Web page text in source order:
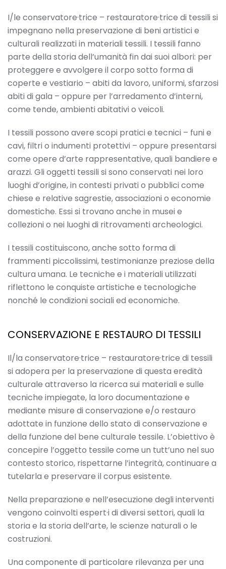
I/le conservatore·trice – restauratore·trice di tessili si
impegnano nella preservazione di beni artistici e
culturali realizzati in materiali tessili. I tessili fanno
parte della storia dell’umanità fin dai suoi albori: per
proteggere e avvolgere il corpo sotto forma di
coperte e vestiario – abiti da lavoro, uniformi, sfarzosi
abiti di gala – oppure per l’arredamento d’interni,
come tende, ambienti abitativi o veicoli.
I tessili possono avere scopi pratici e tecnici – funi e
cavi, filtri o indumenti protettivi – oppure presentarsi
come opere d’arte rappresentative, quali bandiere e
arazzi. Gli oggetti tessili si sono conservati nei loro
luoghi d’origine, in contesti privati o pubblici come
chiese e relative sagrestie, associazioni o economie
domestiche. Essi si trovano anche in musei e
collezioni o nei luoghi di ritrovamenti archeologici.
I tessili costituiscono, anche sotto forma di
frammenti piccolissimi, testimonianze preziose della
cultura umana. Le tecniche e i materiali utilizzati
riflettono le conquiste artistiche e tecnologiche
nonché le condizioni sociali ed economiche.
CONSERVAZIONE E RESTAURO DI TESSILI
Il/la conservatore·trice – restauratore·trice di tessili
si adopera per la preservazione di questa eredità
culturale attraverso la ricerca sui materiali e sulle
tecniche impiegate, la loro documentazione e
mediante misure di conservazione e/o restauro
adottate in funzione dello stato di conservazione e
della funzione del bene culturale tessile. L’obiettivo è
concepire l’oggetto tessile come un tutt’uno nel suo
contesto storico, rispettarne l’integrità, continuare a
tutelarla e preservare il corpus esistente.
Nella preparazione e nell’esecuzione degli interventi
vengono coinvolti espert·i di diversi settori, quali la
storia e la storia dell’arte, le scienze naturali o le
costruzioni.
Una componente di particolare rilevanza per una